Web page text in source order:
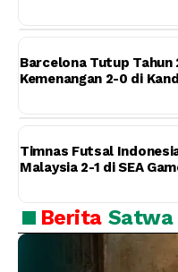
Barcelona Tutup Tahun
Kemenangan 2-0 di
Timnas Futsal
Malaysia 2-1 di SEA
Berita Satwa